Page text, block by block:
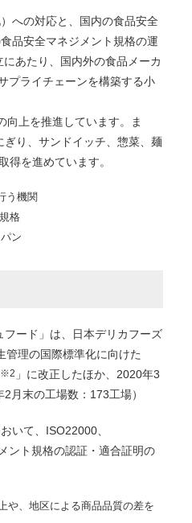
への対応と、国内の食品安全
品安全マネジメント規格の運
にあたり、国内外の食品メーカ
プライチェーンを構築する小
向上を推進しています。ま
り、サンドイッチ、惣菜、麺
得を進めています。
う機関
格
ン
ード」は、日本デリカフーズ
管理の国際標準化に向けた
※2 」に改正したほか、2020年3
月末の工場数：173工場）
いて、ISO22000、
ント規格の認証・適合証明の
や、地区による商品品質の差を